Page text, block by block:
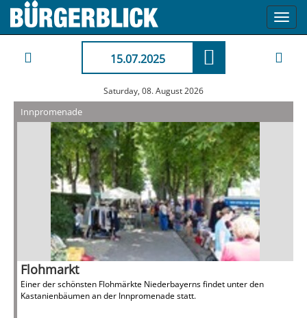
15.07.2025
Saturday, 08. August 2026
Innpromenade
Flohmarkt
Einer der schönsten Flohmärkte Niederbayerns findet unter den
Kastanienbäumen an der Innpromenade statt.